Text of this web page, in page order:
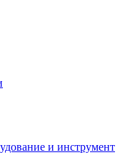
и инструмент